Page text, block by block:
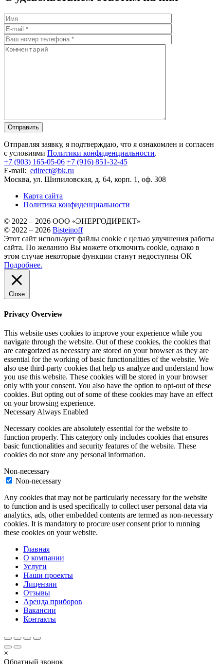
Отправляя заявку, я подтверждаю, что я ознакомлен и согласен
с условиями Политики конфиденциальности.
+7 (903) 165-05-06 +7 (916) 851-32-45
E-mail: edirect@bk.ru
Москва, ул. Шипиловская, д. 64, корп. 1, оф. 308
Карта сайта
Политика конфиденциальности
© 2022 – 2026 ООО «ЭНЕРГОДИРЕКТ»
© 2022 – 2026 Bisteinoff
Этот сайт использует файлы cookie с целью улучшения работы
сайта. По желанию Вы можете отключить cookie, однако в
этом случае некоторые функции станут недоступны ОК
Подробнее.
Close
Privacy Overview
This website uses cookies to improve your experience while you
navigate through the website. Out of these cookies, the cookies that
are categorized as necessary are stored on your browser as they are
essential for the working of basic functionalities of the website. We
also use third-party cookies that help us analyze and understand how
you use this website. These cookies will be stored in your browser
only with your consent. You also have the option to opt-out of these
cookies. But opting out of some of these cookies may have an effect
on your browsing experience.
Necessary Always Enabled
Necessary cookies are absolutely essential for the website to
function properly. This category only includes cookies that ensures
basic functionalities and security features of the website. These
cookies do not store any personal information.
Non-necessary
Non-necessary
Any cookies that may not be particularly necessary for the website
to function and is used specifically to collect user personal data via
analytics, ads, other embedded contents are termed as non-necessary
cookies. It is mandatory to procure user consent prior to running
these cookies on your website.
Главная
О компании
Услуги
Наши проекты
Лицензии
Отзывы
Аренда приборов
Вакансии
Контакты
×
Обратный звонок